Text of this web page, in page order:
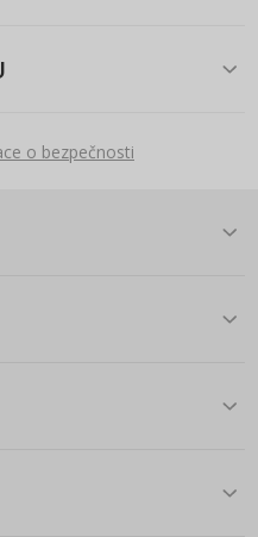
o bezpečnosti